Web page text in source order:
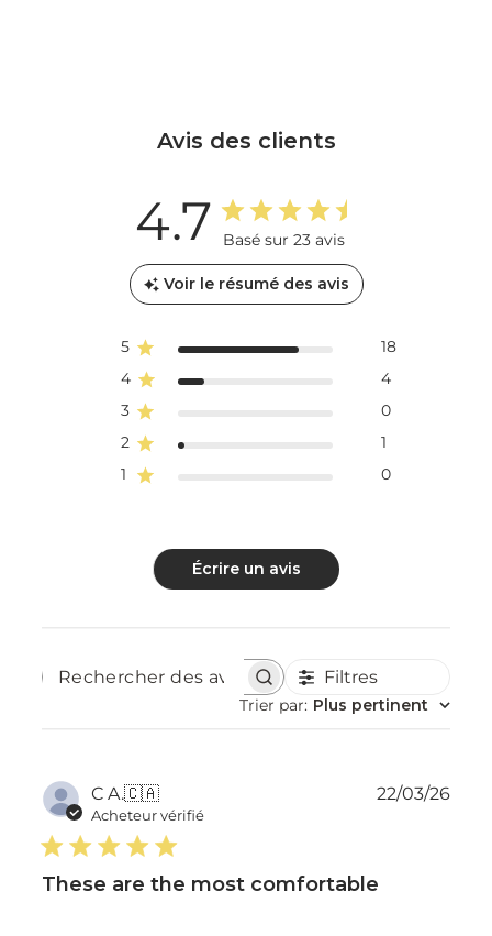
Avis des clients
4.7 Basé sur 23 avis
Voir le résumé des avis
5
18
4
4
3
0
2
1
1
0
Écrire un avis
Rechercher
Filtres
Trier par: Plus pertinent
C A.🇨🇦
Acheteur vérifié
These are the most comfortable
Date
22/03/26